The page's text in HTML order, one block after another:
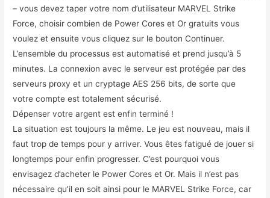
– vous devez taper votre nom d’utilisateur MARVEL Strike
Force, choisir combien de Power Cores et Or gratuits vous
voulez et ensuite vous cliquez sur le bouton Continuer.
L’ensemble du processus est automatisé et prend jusqu’à 5
minutes. La connexion avec le serveur est protégée par des
serveurs proxy et un cryptage AES 256 bits, de sorte que
votre compte est totalement sécurisé.
Dépenser votre argent est enfin terminé !
La situation est toujours la même. Le jeu est nouveau, mais il
faut trop de temps pour y arriver. Vous êtes fatigué de jouer si
longtemps pour enfin progresser. C’est pourquoi vous
envisagez d’acheter le Power Cores et Or. Mais il n’est pas
nécessaire qu’il en soit ainsi pour le MARVEL Strike Force, car